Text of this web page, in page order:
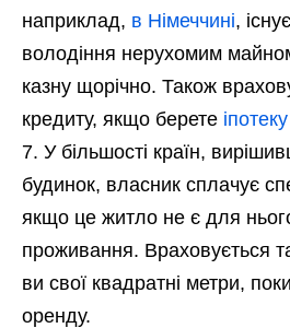
наприклад, в Німеччині,
володіння нерухомим
казну щорічно. Також
кредиту, якщо берете
У більшості країн,
будинок, власник сплачує
якщо це житло не є для
проживання. Враховується
ви свої квадратні метри,
оренду.